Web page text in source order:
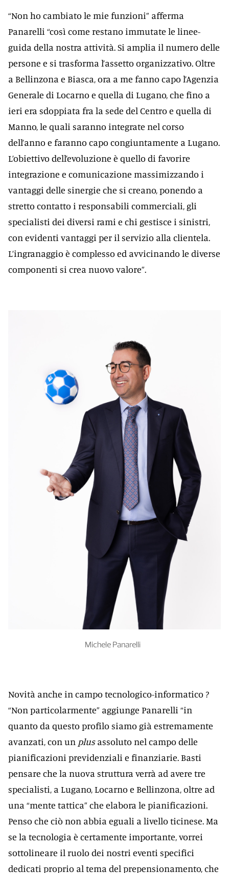
“Non ho cambiato le mie funzioni” afferma
Panarelli “così come restano immutate le linee-
guida della nostra attività. Si amplia il numero delle
persone e si trasforma l’assetto organizzativo. Oltre
a Bellinzona e Biasca, ora a me fanno capo l’Agenzia
Generale di Locarno e quella di Lugano, che fino a
ieri era sdoppiata fra la sede del Centro e quella di
Manno, le quali saranno integrate nel corso
dell’anno e faranno capo congiuntamente a Lugano.
L’obiettivo dell’evoluzione è quello di favorire
integrazione e comunicazione massimizzando i
vantaggi delle sinergie che si creano, ponendo a
stretto contatto i responsabili commerciali, gli
specialisti dei diversi rami e chi gestisce i sinistri,
con evidenti vantaggi per il servizio alla clientela.
L’ingranaggio è complesso ed avvicinando le diverse
componenti si crea nuovo valore”.
Michele Panarelli
Novità anche in campo tecnologico-informatico ?
“Non particolarmente” aggiunge Panarelli “in
quanto da questo profilo siamo già estremamente
avanzati, con un plusassoluto nel campo delle
pianificazioni previdenziali e finanziarie. Basti
pensare che la nuova struttura verrà ad avere tre
specialisti, a Lugano, Locarno e Bellinzona, oltre ad
una “mente tattica” che elabora le pianificazioni.
Penso che ciò non abbia eguali a livello ticinese. Ma
se la tecnologia è certamente importante, vorrei
sottolineare il ruolo dei nostri eventi specifici
dedicati proprio al tema del prepensionamento, che